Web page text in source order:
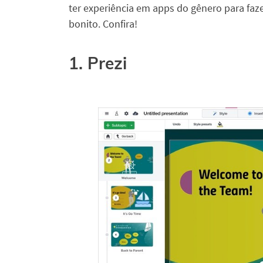
ter experiência em apps do gênero para
bonito. Confira!
1. Prezi